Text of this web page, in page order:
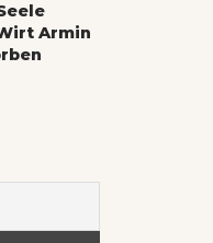
Armin